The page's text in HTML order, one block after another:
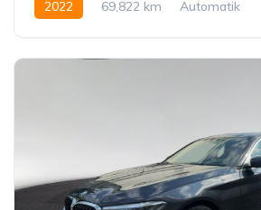
2022 69,822 km
Automatik